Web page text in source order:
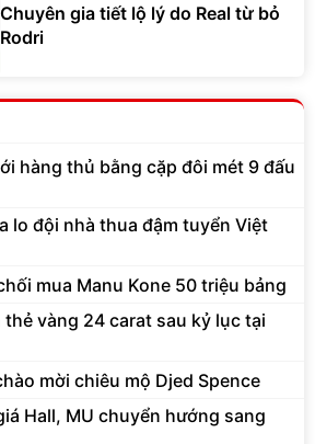
Chuyên gia tiết lộ lý do Real từ bỏ
Rodri
hàng thủ bằng cặp đôi mét 9 đấu
lo đội nhà thua đậm tuyển Việt
mua Manu Kone 50 triệu bảng
thẻ vàng 24 carat sau kỷ lục tại
mời chiêu mộ Djed Spence
Hall, MU chuyển hướng sang